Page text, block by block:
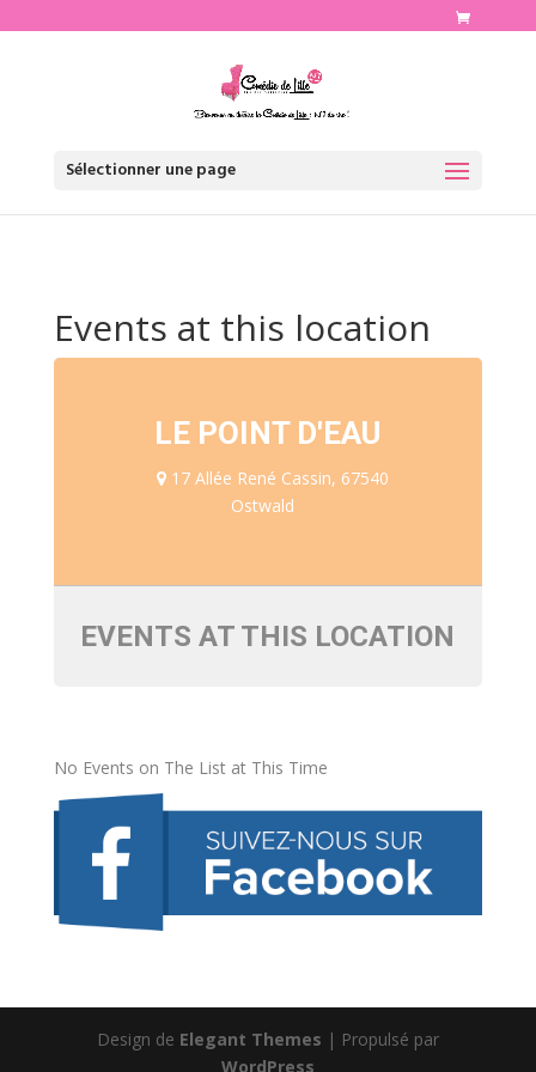
Sélectionner une page
Events at this location
LE POINT D'EAU
17 Allée René Cassin, 67540
Ostwald
EVENTS AT THIS LOCATION
No Events on The List at This Time
Design de Elegant Themes | Propulsé par
WordPress